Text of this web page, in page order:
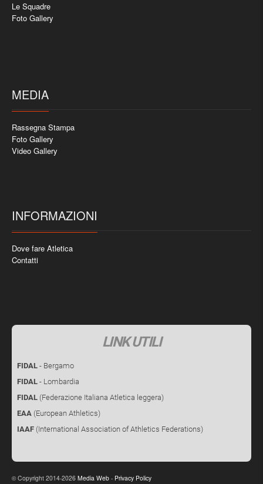
Le Squadre
Foto Gallery
MEDIA
Rassegna Stampa
Foto Gallery
Video Gallery
INFORMAZIONI
Dove fare Atletica
Contatti
LINK UTILI
FIDAL - Bergamo
FIDAL - Lombardia
FIDAL (Federazione Italiana Atletica leggera)
EAA (European Athletics)
IAAF (International Association of Athletics Federations)
©Copyright 2014-2026 Media Web - Privacy Policy